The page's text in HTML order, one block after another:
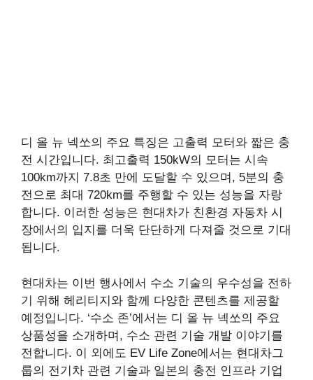
디 올 뉴 넥쏘의 주요 특징은 고출력 모터와 짧은 충
전 시간입니다. 최고출력 150kW의 모터는 시속
100km까지 7.8초 만에 도달할 수 있으며, 5분의 충
전으로 최대 720km를 주행할 수 있는 성능을 자랑
합니다. 이러한 성능은 현대차가 친환경 자동차 시
장에서의 입지를 더욱 단단하게 다져줄 것으로 기대
됩니다.
현대차는 이번 행사에서 수소 기술의 우수성을 전하
기 위해 헤리티지와 함께 다양한 콘텐츠를 제공할
예정입니다. ‘수소 존’에서는 디 올 뉴 넥쏘의 주요
상품성을 소개하며, 수소 관련 기술 개발 이야기를
전합니다. 이 외에도 EV Life Zone에서는 현대차그
룹의 전기차 관련 기술과 일본의 충전 인프라 기업